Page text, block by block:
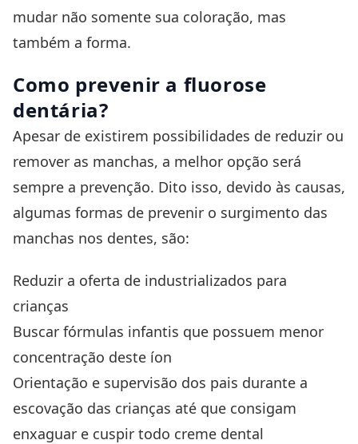
mudar não somente sua coloração, mas
também a forma.
Como prevenir a fluorose
dentária?
Apesar de existirem possibilidades de reduzir ou
remover as manchas, a melhor opção será
sempre a prevenção. Dito isso, devido às causas,
algumas formas de prevenir o surgimento das
manchas nos dentes, são:
Reduzir a oferta de industrializados para
crianças
Buscar fórmulas infantis que possuem menor
concentração deste íon
Orientação e supervisão dos pais durante a
escovação das crianças até que consigam
enxaguar e cuspir todo creme dental